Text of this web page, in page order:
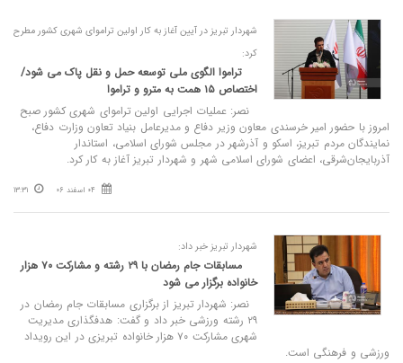
شهردار تبریز در آیین آغاز به کار اولین تراموای شهری کشور مطرح
کرد:
تراموا الگوی ملی توسعه حمل‌ و نقل پاک می‌ شود/
اختصاص ۱۵ همت به مترو و تراموا
نصر: عملیات اجرایی اولین تراموای شهری کشور صبح
امروز با حضور امیر خرسندی معاون وزیر دفاع و مدیرعامل بنیاد تعاون وزارت دفاع،
نمایندگان مردم تبریز، اسکو و آذرشهر در مجلس شورای اسلامی، استاندار
آذربایجان‌شرقی، اعضای شورای اسلامی شهر و شهردار تبریز آغاز به کار کرد.
04 اسفند 06 13:31
شهردار تبریز خبر داد:
مسابقات جام رمضان با ۲۹ رشته و مشارکت ۷۰ هزار
خانواده برگزار می‌ شود
نصر: شهردار تبریز از برگزاری مسابقات جام رمضان در
۲۹ رشته ورزشی خبر داد و گفت: هدفگذاری مدیریت
شهری مشارکت ۷۰ هزار خانواده تبریزی در این رویداد
ورزشی و فرهنگی است.